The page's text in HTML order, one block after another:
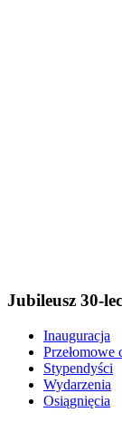
Jubileusz 30-
Inauguracja
Przełomowe
Stypendyści
Wydarzenia
Osiągnięcia